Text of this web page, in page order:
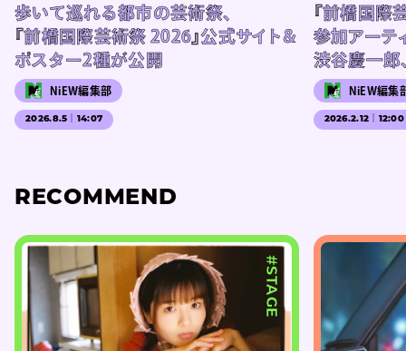
歩いて巡れる都市の芸術祭、
『前橋国際芸術祭 2026』公式サイト＆
ポスター2種が公開
NiEW編集部
2026.8.5｜14:07
『前橋国際
参加アーテ
渋谷慶一郎
NiEW編集
2026.2.12｜12:00
RECOMMEND
#STAGE